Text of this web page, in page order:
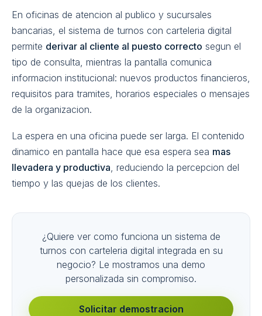
En oficinas de atencion al publico y sucursales
bancarias, el sistema de turnos con carteleria digital
permite derivar al cliente al puesto correcto segun el
tipo de consulta, mientras la pantalla comunica
informacion institucional: nuevos productos financieros,
requisitos para tramites, horarios especiales o mensajes
de la organizacion.
La espera en una oficina puede ser larga. El contenido
dinamico en pantalla hace que esa espera sea mas
llevadera y productiva, reduciendo la percepcion del
tiempo y las quejas de los clientes.
¿Quiere ver como funciona un sistema de
turnos con carteleria digital integrada en su
negocio? Le mostramos una demo
personalizada sin compromiso.
Solicitar demostracion